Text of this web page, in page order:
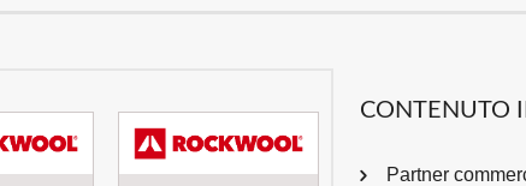
CONTENUTO
Partner